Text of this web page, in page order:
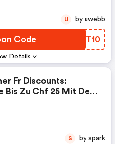
Details
Code NQMT10
U by uwebb
Fr Discounts:
Bis Zu Chf 25 Mit Dem
S by spark